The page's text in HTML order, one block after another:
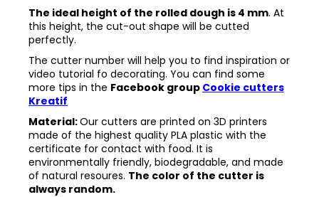
The ideal height of the rolled dough is 4 mm. At
this height, the cut-out shape will be cutted
perfectly.
The cutter number will help you to find inspiration or
video tutorial fo decorating. You can find some
more tips in the Facebook group Cookie cutters
Kreatif
Material:Our cutters are printed on 3D printers
made of the highest quality PLA plastic with the
certificate for contact with food. It is
environmentally friendly, biodegradable, and made
of natural resoures. The color of the cutter is
always random.